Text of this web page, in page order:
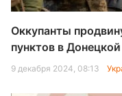
Оккупанты
пунктов в
9 декабря 2024, 08:13